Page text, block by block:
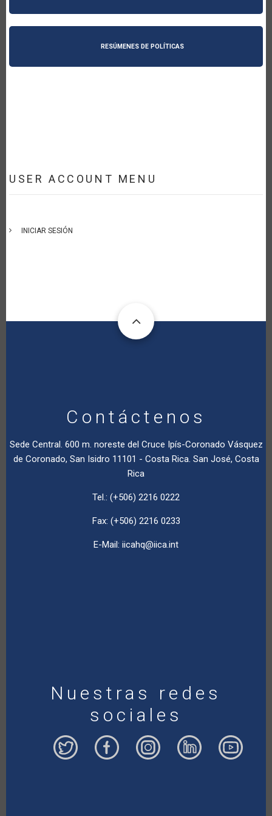
RESÚMENES DE POLÍTICAS
USER ACCOUNT MENU
INICIAR SESIÓN
Contáctenos
Sede Central. 600 m. noreste del Cruce Ipís-Coronado Vásquez
de Coronado, San Isidro 11101 - Costa Rica. San José, Costa
Rica
Tel.: (+506) 2216 0222
Fax: (+506) 2216 0233
E-Mail: iicahq@iica.int
Nuestras redes
sociales